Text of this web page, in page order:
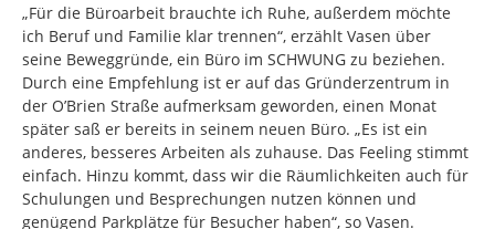
„Für die Büroarbeit brauchte ich Ruhe, außerdem möchte
ich Beruf und Familie klar trennen“, erzählt Vasen über
seine Beweggründe, ein Büro im SCHWUNG zu beziehen.
Durch eine Empfehlung ist er auf das Gründerzentrum in
der O’Brien Straße aufmerksam geworden, einen Monat
später saß er bereits in seinem neuen Büro. „Es ist ein
anderes, besseres Arbeiten als zuhause. Das Feeling stimmt
einfach. Hinzu kommt, dass wir die Räumlichkeiten auch für
Schulungen und Besprechungen nutzen können und
genügend Parkplätze für Besucher haben“, so Vasen.